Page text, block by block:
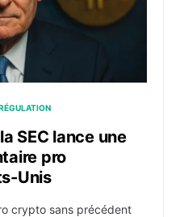
SEC lance une
pro
Unis
crypto sans précédent